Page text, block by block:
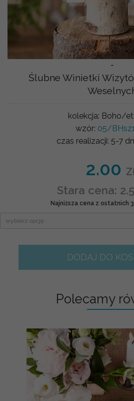
-
Ślubne Winietki
kolekcja: Boho/
wzór: 05/
czas realizacji: 5-7
2.00
Stara cena:
Najniższa cena z ostatnich
DODAJ DO
Polecamy